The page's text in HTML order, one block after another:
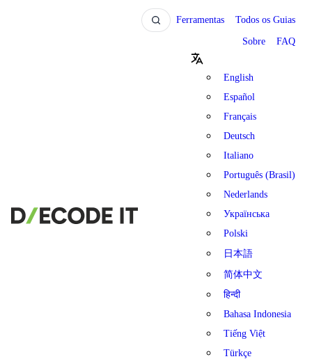
Ferramentas Todos os Guias
Sobre FAQ
English
Español
Français
Deutsch
Italiano
Português (Brasil)
Nederlands
Українська
Polski
日本語
简体中文
हिन्दी
Bahasa Indonesia
Tiếng Việt
Türkçe